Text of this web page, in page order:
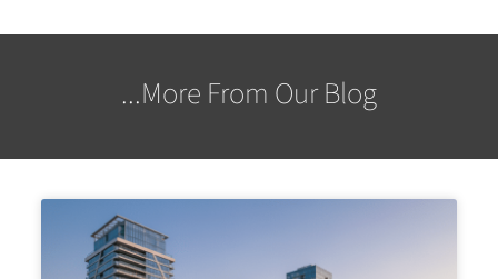
More From Our Blog...